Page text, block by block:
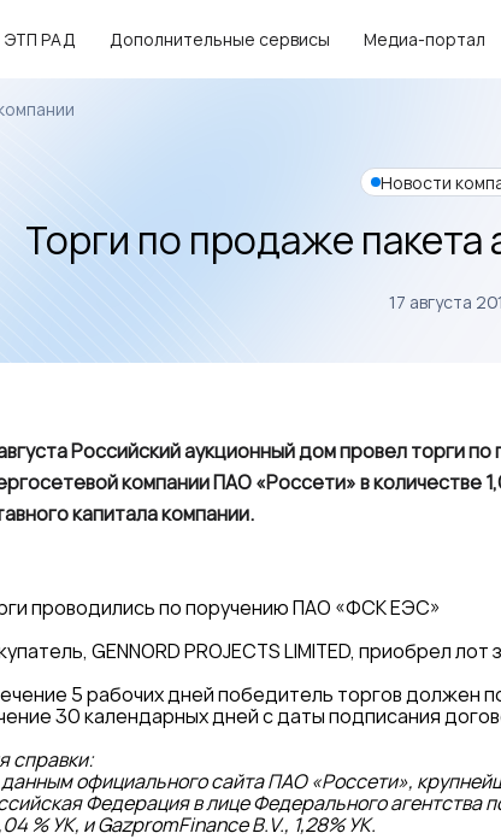
ЭТП РАД Дополнительные сервисы Медиа-портал
Новости
Торги по продаже
17 августа
Российский аукционный дом провел торги
компании ПАО «Россети» в количестве
капитала компании.
проводились по поручению ПАО «ФСК ЕЭС»
GENNORD PROJECTS LIMITED, приобрел
5 рабочих дней победитель торгов должен
30 календарных дней с даты подписания
справки:
официального сайта ПАО «Россети»,
Федерация в лице Федерального
% УК, и GazpromFinance B.V., 1,28% УК.